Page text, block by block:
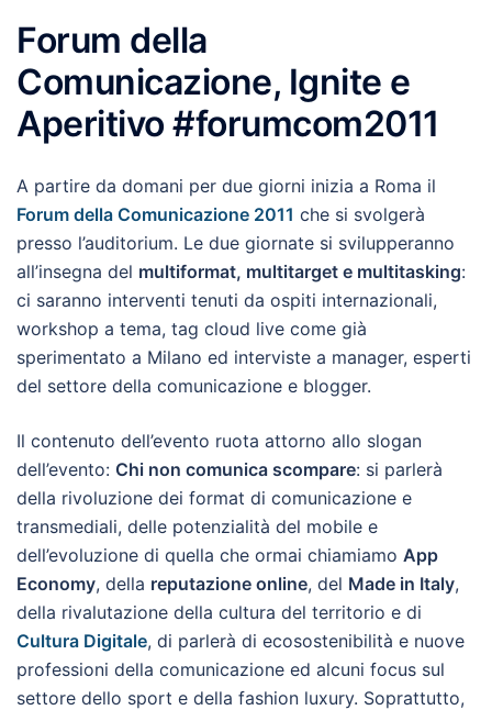
Forum della
Comunicazione, Ignite e
Aperitivo #forumcom2011
A partire da domani per due giorni inizia a Roma il
Forum della Comunicazione 2011 che si svolgerà
presso l’auditorium. Le due giornate si svilupperanno
all’insegna del multiformat, multitarget e multitasking:
ci saranno interventi tenuti da ospiti internazionali,
workshop a tema, tag cloud live come già
sperimentato a Milano ed interviste a manager, esperti
del settore della comunicazione e blogger.
Il contenuto dell’evento ruota attorno allo slogan
dell’evento: Chi non comunica scompare: si parlerà
della rivoluzione dei format di comunicazione e
transmediali, delle potenzialità del mobile e
dell’evoluzione di quella che ormai chiamiamo App
Economy, della reputazione online, del Made in Italy,
della rivalutazione della cultura del territorio e di
Cultura Digitale, di parlerà di ecosostenibilità e nuove
professioni della comunicazione ed alcuni focus sul
settore dello sport e della fashion luxury. Soprattutto,